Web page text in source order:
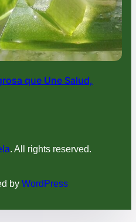
que Une Salud,
. All rights reserved.
by WordPress